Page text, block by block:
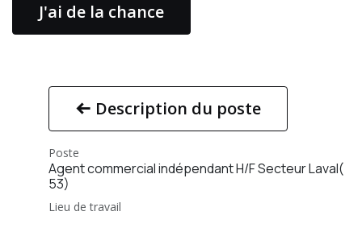
J'ai de la chance
Description du poste
Poste
Agent commercial indépendant H/F Secteur Laval(
53)
Lieu de travail